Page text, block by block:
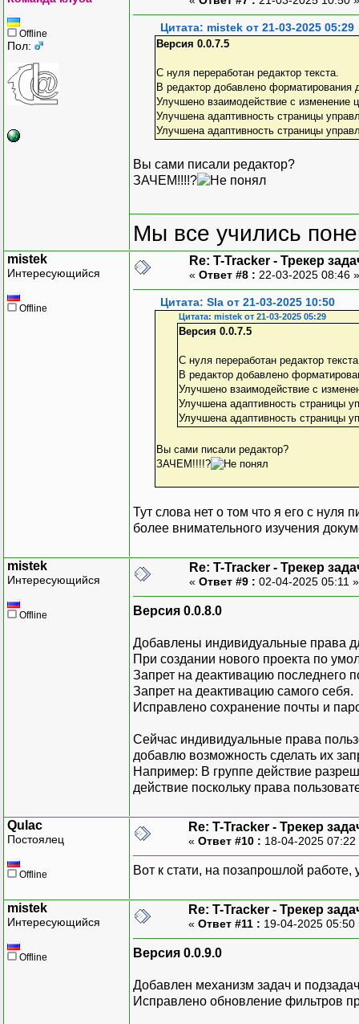
Offline
Пол:
Цитата: mistek от 21-03-2025 05:29
Версия 0.0.7.5
С нуля переработан редактор текста.
В редактор добавлено форматирования
Улучшено взаимодействие с изменение
Улучшена адаптивность страницы
Улучшена адаптивность страницы
Вы сами писали редактор?
ЗАЧЕМ!!!!?
Мы все учились
mistek
Интересующийся
Offline
Re: T-Tracker - Трекер
« Ответ #8 : 22-03-2025 08:46
Цитата: Sla от 21-03-2025 10:50
Цитата: mistek от 21-03-2025 05:29
Версия 0.0.7.5
С нуля переработан редактор
В редактор добавлено
Улучшено взаимодействие с
Улучшена адаптивность страницы
Улучшена адаптивность страницы
Вы сами писали редактор?
ЗАЧЕМ!!!!?
Тут слова нет о том что я его с нуля
более внимательного изучения
mistek
Интересующийся
Offline
Re: T-Tracker - Трекер
« Ответ #9 : 02-04-2025 05:11
Версия 0.0.8.0
Добавлены индивидуальные права
При создании нового проекта по
Запрет на деактивацию последнего
Запрет на деактивацию самого себя.
Исправлено сохранение почты и
Сейчас индивидуальные права
добавлю возможность сделать их
Например: В группе действие
действие поскольку права
Qulac
Постоялец
Offline
Re: T-Tracker - Трекер
« Ответ #10 : 18-04-2025
Вот к стати, на позапрошлой
mistek
Интересующийся
Offline
Re: T-Tracker - Трекер
« Ответ #11 : 19-04-2025
Версия 0.0.9.0
Добавлен механизм задач и
Исправлено обновление фильтров